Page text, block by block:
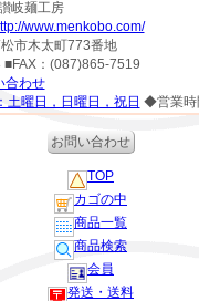
岐麺工房
www.menkobo.com/
市木太町773番地
：(087)865-7519
合わせ
曜日，日曜日，祝日 ◆営業時
お問い合わせ
TOP
カゴの中
商品一覧
商品検索
会員
発送・送料